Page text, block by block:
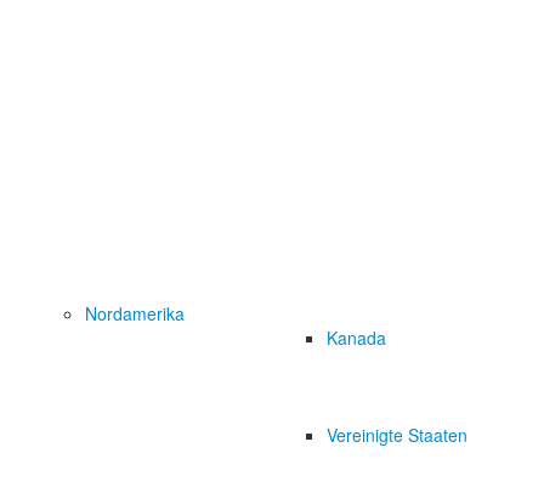
Nordamerika
Kanada
Vereinigte Staaten